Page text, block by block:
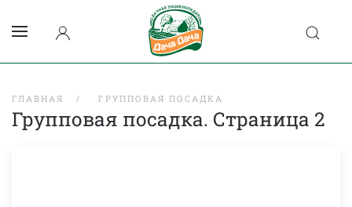
ГЛАВНАЯ ГРУППОВАЯ ПОСАДКА
Групповая посадка. Страница 2